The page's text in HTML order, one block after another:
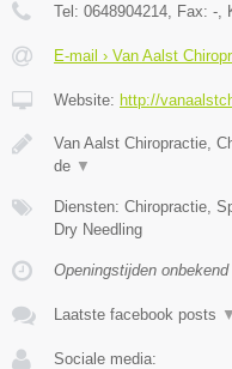
Tel: 0648904214 , Fax: -
E-mail › Van Aalst
Website: http://
Van Aalst Chiropractie,
de ▼
Diensten: Chiropractie,
Dry Needling
Openingstijden onbekend
Laatste facebook posts ▼
Sociale media: